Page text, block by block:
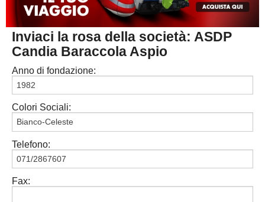
MACERATA
PESARO URBINO
ECCELLENZA
PROMOZIONE
1^ CATEGORIA
2^ CATEGORIA
3^ CATEGORIA
GIOVANILI
REGIONALI
DIRETTA
Inviaci la rosa della società: ASDP
Candia Baraccola Aspio
Anno di fondazione:
Colori Sociali:
Telefono:
Fax: